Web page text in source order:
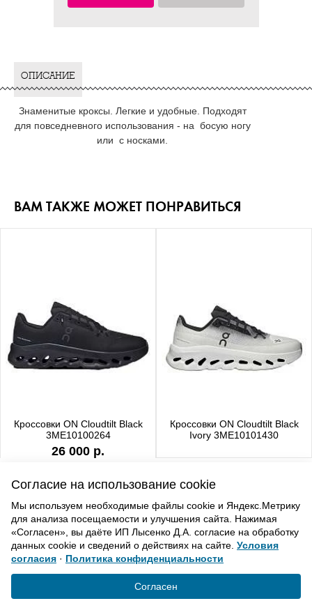
ОПИСАНИЕ
Знаменитые кроксы. Легкие и удобные. Подходят
для повседневного использования - на босую ногу
или с носками.
ВАМ ТАКЖЕ МОЖЕТ ПОНРАВИТЬСЯ
Кроссовки ON Cloudtilt Black
3ME10100264
26 000 р.
Кроссовки ON Cloudtilt Black
Ivory 3ME10101430
Согласие на использование cookie
Мы используем необходимые файлы cookie и Яндекс.Метрику
для анализа посещаемости и улучшения сайта. Нажимая
«Согласен», вы даёте ИП Лысенко Д.А. согласие на обработку
данных cookie и сведений о действиях на сайте. Условия
согласия · Политика конфиденциальности
Согласен